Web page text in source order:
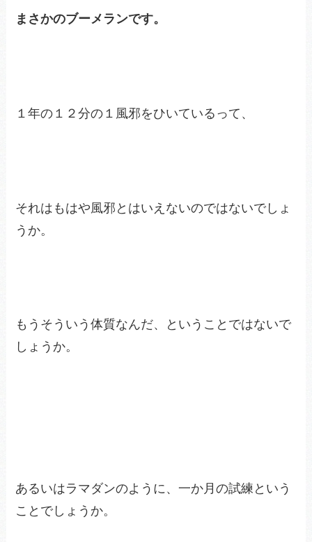
まさかのブーメランです。
１年の１２分の１風邪をひいているって、
それはもはや風邪とはいえないのではないでしょ
うか。
もうそういう体質なんだ、ということではないで
しょうか。
あるいはラマダンのように、一か月の試練という
ことでしょうか。